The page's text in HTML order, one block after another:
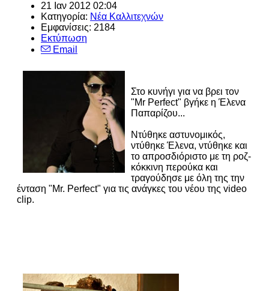
21 Ιαν 2012 02:04
Κατηγορία: Νέα Καλλιτεχνών
Εμφανίσεις: 2184
Εκτύπωση
Email
Στο κυνήγι για να βρει τον
"Mr Perfect" βγήκε η Έλενα
Παπαρίζου...
Ντύθηκε αστυνομικός,
ντύθηκε Έλενα, ντύθηκε και
το απροσδιόριστο με τη ροζ-
κόκκινη περούκα και
τραγούδησε με όλη της την
ένταση "Mr. Perfect" για τις ανάγκες του νέου της video
clip.